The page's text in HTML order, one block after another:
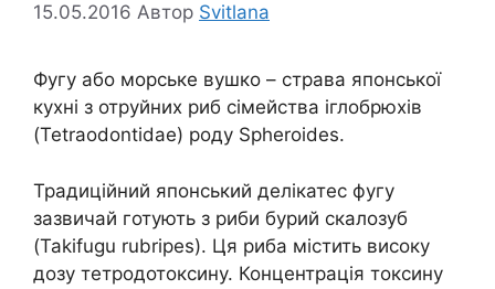
15.05.2016 Автор Svitlana
Фугу або морське вушко – страва японської
кухні з отруйних риб сімейства іглобрюхів
(Tetraodontidae) роду Spheroides.
Традиційний японський делікатес фугу
зазвичай готують з риби бурий скалозуб
(Takifugu rubripes). Ця риба містить високу
дозу тетродотоксину. Концентрація токсину